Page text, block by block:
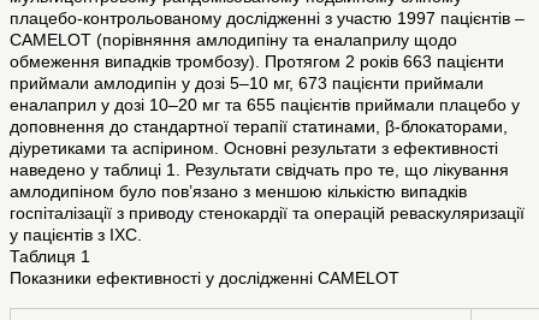
плацебо-контрольованому дослідженні з участю 1997 пацієнтів –
CAMELOT (порівняння амлодипіну та еналаприлу щодо
обмеження випадків тромбозу). Протягом 2 років 663 пацієнти
приймали амлодипін у дозі 5–10 мг, 673 пацієнти приймали
еналаприл у дозі 10–20 мг та 655 пацієнтів приймали плацебо у
доповнення до стандартної терапії статинами, β-блокаторами,
діуретиками та аспірином. Основні результати з ефективності
наведено у таблиці 1. Результати свідчать про те, що лікування
амлодипіном було пов’язано з меншою кількістю випадків
госпіталізації з приводу стенокардії та операцій реваскуляризації
у пацієнтів з ІХС.
Таблиця 1
Показники ефективності у дослідженні CAMELOT